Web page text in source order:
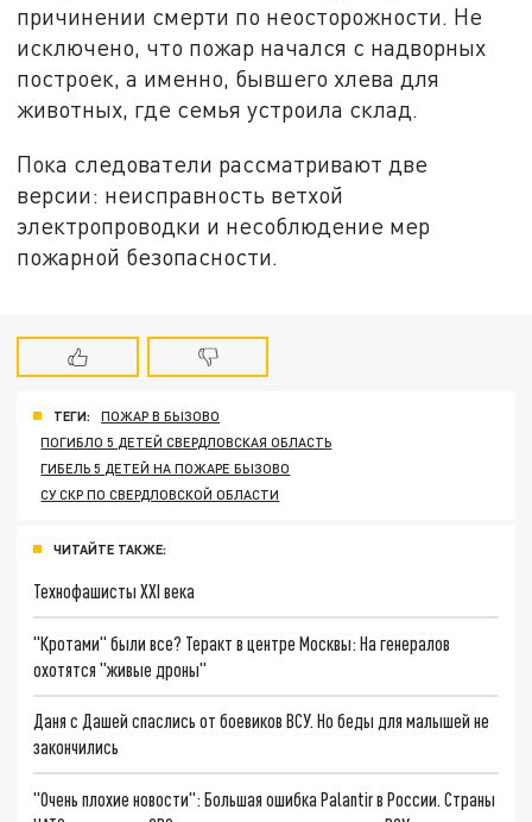
причинении смерти по неосторожности. Не
исключено, что пожар начался с надворных
построек, а именно, бывшего хлева для
животных, где семья устроила склад.
Пока следователи рассматривают две
версии: неисправность ветхой
электропроводки и несоблюдение мер
пожарной безопасности.
ТЕГИ:
ПОЖАР В БЫЗОВО
ПОГИБЛО 5 ДЕТЕЙ СВЕРДЛОВСКАЯ ОБЛАСТЬ
ГИБЕЛЬ 5 ДЕТЕЙ НА ПОЖАРЕ БЫЗОВО
СУ СКР ПО СВЕРДЛОВСКОЙ ОБЛАСТИ
ЧИТАЙТЕ ТАКЖЕ:
Технофашисты XXI века
"Кротами" были все? Теракт в центре Москвы: На генералов
охотятся "живые дроны"
Даня с Дашей спаслись от боевиков ВСУ. Но беды для малышей не
закончились
"Очень плохие новости": Большая ошибка Palantir в России. Страны